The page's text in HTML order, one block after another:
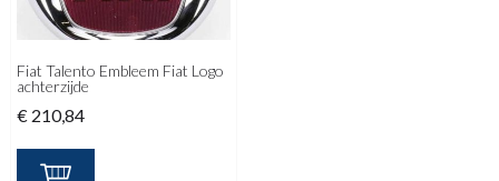
Fiat Talento Embleem Fiat Logo
achterzijde
€ 210,84